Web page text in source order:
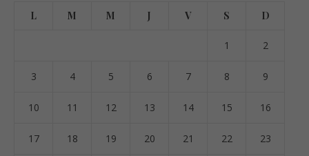
L M M J V S D
1 2
3 4 5 6 7 8 9
10 11 12 13 14 15 16
17 18 19 20 21 22 23